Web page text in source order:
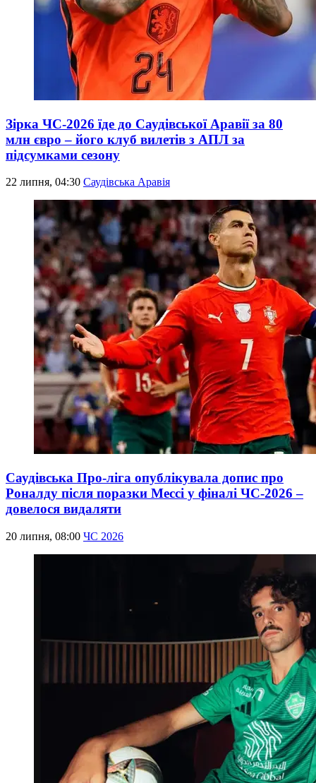
Зірка ЧС-2026 їде до Саудівської Аравії за 80
млн євро – його клуб вилетів з АПЛ за
підсумками сезону
22 липня, 04:30 Саудівська Аравія
Саудівська Про-ліга опублікувала допис про
Роналду після поразки Мессі у фіналі ЧС-2026 –
довелося видаляти
20 липня, 08:00 ЧС 2026